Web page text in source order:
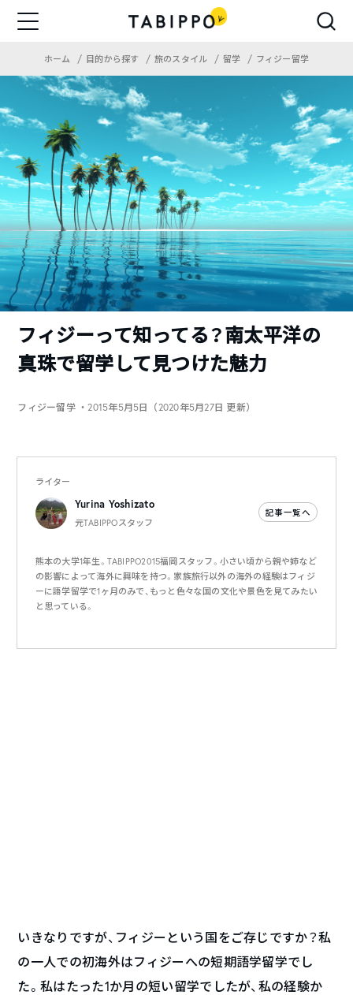
ホーム 目的から探す 旅のスタイル 留学 フィジー留学
フィジーって知ってる？南太平洋の
真珠で留学して見つけた魅力
フィジー留学 ・2015年5月5日（2020年5月27日 更新）
ライター
Yurina Yoshizato
元TABIPPOスタッフ
記事一覧へ
熊本の大学1年生。TABIPPO2015福岡スタッフ。小さい頃から親や姉など
の影響によって海外に興味を持つ。家族旅行以外の海外の経験はフィジ
ーに語学留学で1ヶ月のみで、もっと色々な国の文化や景色を見てみたい
と思っている。
いきなりですが、フィジーという国をご存じですか？私
の一人での初海外はフィジーへの短期語学留学でし
た。私はたった1か月の短い留学でしたが、私の経験か